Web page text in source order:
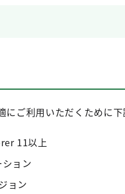
にご利用いただくために
11以上
ョン
ョン